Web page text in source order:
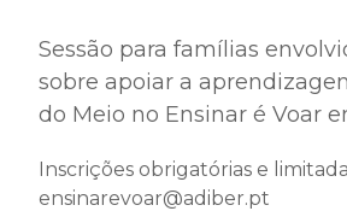
Sessão para famílias
sobre apoiar a
do Meio no Ensinar é Voar
Inscrições obrigatórias e
ensinarevoar@adiber.pt